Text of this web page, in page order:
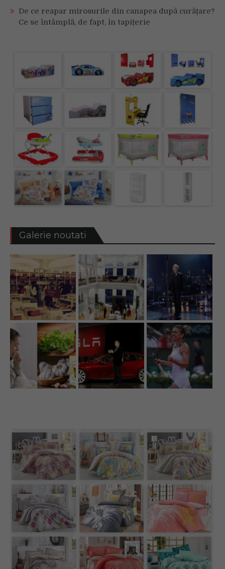
De ce reapar mirosurile din canapea după curățare?
Ce se întâmplă, de fapt, în tapițerie
Galerie noutati